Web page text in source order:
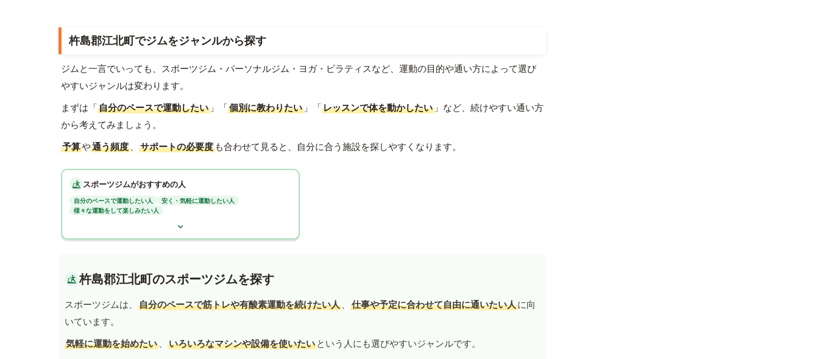
杵島郡江北町でジムをジャンルから探す
ジムと一言でいっても、スポーツジム・パーソナルジム・ヨガ・ピラティスなど、運動の目的や通い方によって選び
やすいジャンルは変わります。
まずは「自分のペースで運動したい 」「個別に教わりたい 」「レッスンで体を動かしたい 」など、続けやすい通い方
から考えてみましょう。
予算や通う頻度 、 サポートの必要度 も合わせて見ると、自分に合う施設を探しやすくなります。
スポーツジムがおすすめの人
自分のペースで運動したい人
安く・気軽に運動したい人
様々な運動をして楽しみたい人
杵島郡江北町のスポーツジムを探す
スポーツジムは、 自分のペースで筋トレや有酸素運動を続けたい人 、 仕事や予定に合わせて自由に通いたい人に向
いています。
気軽に運動を始めたい 、 いろいろなマシンや設備を使いたい という人にも選びやすいジャンルです。